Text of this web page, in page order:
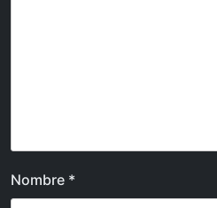
Nombre *